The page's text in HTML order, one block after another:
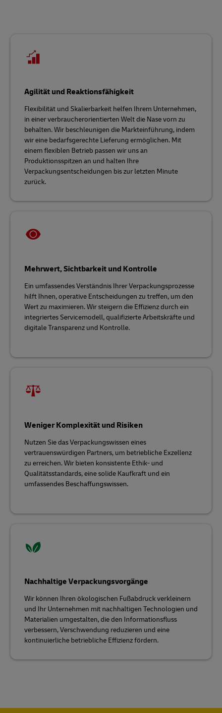
Agilität und Reaktionsfähigkeit
Flexibilität und Skalierbarkeit helfen Ihrem Unternehmen,
in einer verbraucherorientierten Welt die Nase vorn zu
behalten. Wir beschleunigen die Markteinführung, indem
wir eine bedarfsgerechte Lieferung ermöglichen. Mit
einem flexiblen Betrieb passen wir uns an
Produktionsspitzen an und halten Ihre
Verpackungsentscheidungen bis zur letzten Minute
zurück.
Mehrwert, Sichtbarkeit und Kontrolle
Ein umfassendes Verständnis Ihrer Verpackungsprozesse
hilft Ihnen, operative Entscheidungen zu treffen, um den
Wert zu maximieren. Wir steigern die Effizienz durch ein
integriertes Servicemodell, qualifizierte Arbeitskräfte und
digitale Transparenz und Kontrolle.
Weniger Komplexität und Risiken
Nutzen Sie das Verpackungswissen eines
vertrauenswürdigen Partners, um betriebliche Exzellenz
zu erreichen. Wir bieten konsistente Ethik- und
Qualitätsstandards, eine solide Kaufkraft und ein
umfassendes Beschaffungswissen.
Nachhaltige Verpackungsvorgänge
Wir können Ihren ökologischen Fußabdruck verkleinern
und Ihr Unternehmen mit nachhaltigen Technologien und
Materialien umgestalten, die den Informationsfluss
verbessern, Verschwendung reduzieren und eine
kontinuierliche betriebliche Effizienz fördern.